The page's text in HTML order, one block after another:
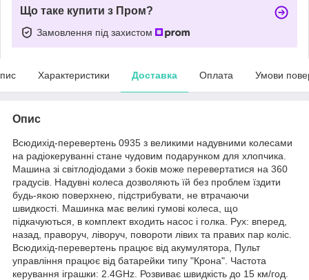
Що таке купити з Пром?
Замовлення під захистом
Характеристики Доставка Оплата Умови
Опис
Всюдихід-перевертень 0935 з великими надувними колесами
на радіокеруванні стане чудовим подарунком для хлопчика.
Машина зі світлодіодами з боків може перевертатися на 360
градусів. Надувні колеса дозволяють їй без проблем їздити
будь-якою поверхнею, підстрибувати, не втрачаючи
швидкості. Машинка має великі гумові колеса, що
підкачуються, в комплект входить насос і голка. Рух: вперед,
назад, праворуч, ліворуч, повороти лівих та правих пар коліс.
Всюдихід-перевертень працює від акумулятора, Пульт
управління працює від батарейки типу "Крона". Частота
керування іграшки: 2.4GHz. Розвиває швидкість до 15 км/год.